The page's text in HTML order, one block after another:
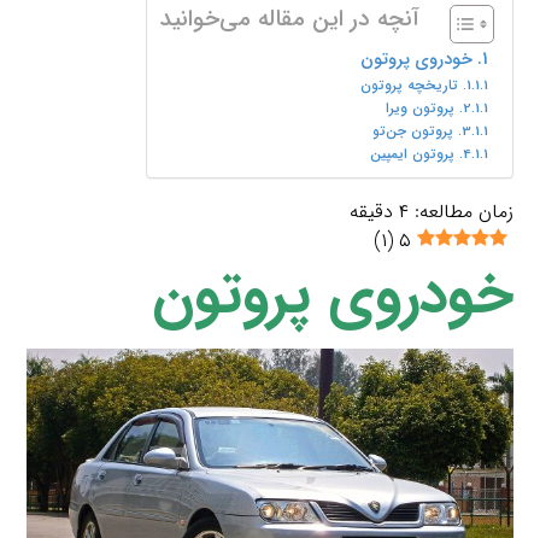
آنچه در این مقاله می‌خوانید
خودروی پروتون
تاریخچه پروتون
پروتون ویرا
پروتون جن‌تو
پروتون ایمپین
زمان مطالعه:۴ دقیقه
۵ (۱)
خودروی پروتون